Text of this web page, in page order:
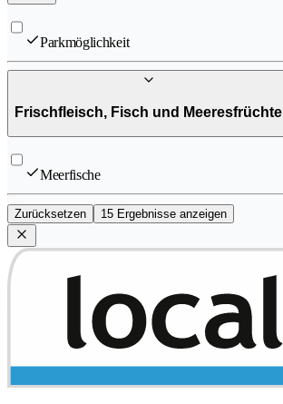
Parkmöglichkeit
Frischfleisch, Fisch und Meeresfrüchte
Meerfische
Zurücksetzen 15 Ergebnisse anzeigen